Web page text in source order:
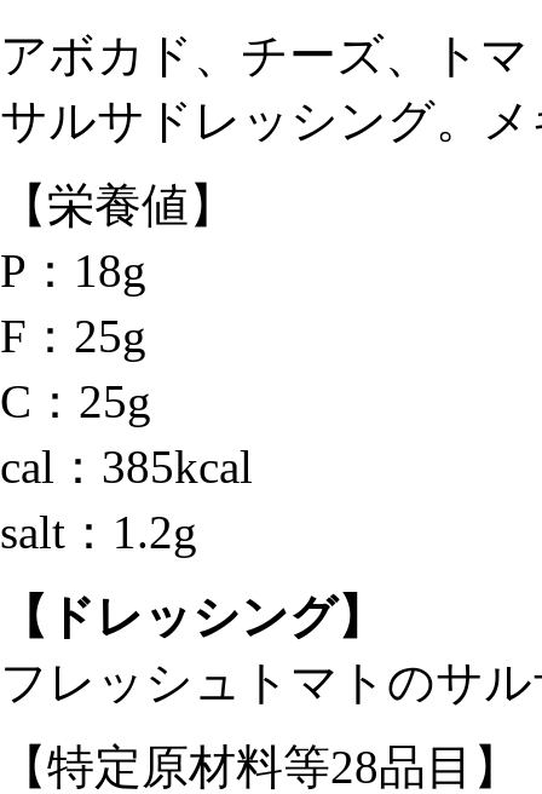
アボカド、チーズ、ト
サルサドレッシング。
【栄養値】
P：18g
F：25g
C：25g
cal：385kcal
salt：1.2g
【ドレッシング】
フレッシュトマトのサ
【特定原材料等28品目】